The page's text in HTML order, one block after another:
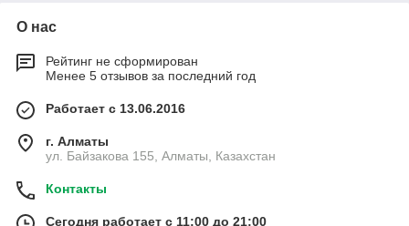
О нас
Рейтинг не сформирован
Менее 5 отзывов за последний год
Работает с 13.06.2016
г. Алматы
ул. Байзакова 155, Алматы, Казахстан
Контакты
Сегодня работает с 11:00 до 21:00